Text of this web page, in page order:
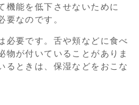
機能を低下させないために
要なのです。
必要です。舌や頬などに食べ
物が付いていることがありま
るときは、保湿などをおこな